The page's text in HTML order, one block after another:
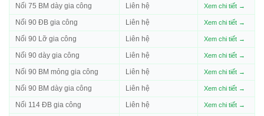
Nối 75 BM dày gia công Liên hệ Xem chi tiết →
Nối 90 ĐB gia công Liên hệ Xem chi tiết →
Nối 90 Lỡ gia công Liên hệ Xem chi tiết →
Nối 90 dày gia công Liên hệ Xem chi tiết →
Nối 90 BM mỏng gia công Liên hệ Xem chi tiết →
Nối 90 BM dày gia công Liên hệ Xem chi tiết →
Nối 114 ĐB gia công Liên hệ Xem chi tiết →